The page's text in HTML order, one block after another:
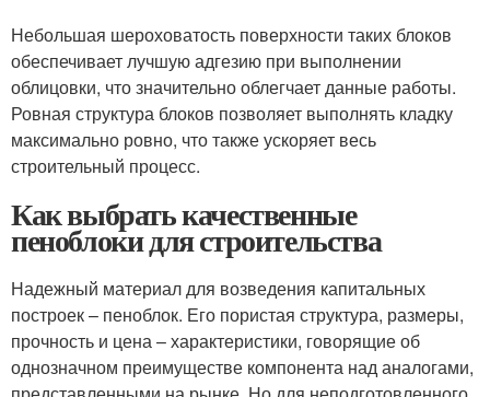
Небольшая шероховатость поверхности таких блоков
обеспечивает лучшую адгезию при выполнении
облицовки, что значительно облегчает данные работы.
Ровная структура блоков позволяет выполнять кладку
максимально ровно, что также ускоряет весь
строительный процесс.
Как выбрать качественные
пеноблоки для строительства
Надежный материал для возведения капитальных
построек – пеноблок. Его пористая структура, размеры,
прочность и цена – характеристики, говорящие об
однозначном преимуществе компонента над аналогами,